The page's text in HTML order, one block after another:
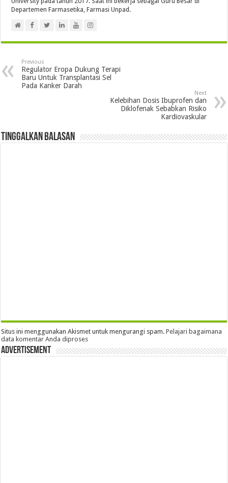
Departemen Farmasetika, Farmasi Unpad.
Previous
Regulator Eropa Dukung Terapi
Baru Untuk Transplantasi Sel
Pada Kanker Darah
Next
Kelebihan Dosis Ibuprofen dan
Diklofenak Sebabkan Risiko
Kardiovaskular
Tinggalkan Balasan
Situs ini menggunakan Akismet untuk mengurangi spam.Pelajari bagaimana
data komentar Anda diproses
Advertisement